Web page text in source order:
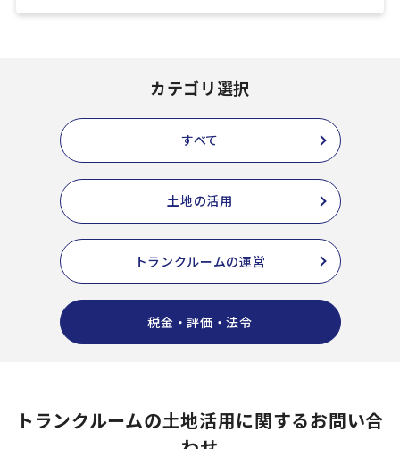
カテゴリ選択
すべて
土地の活用
トランクルームの運営
税金・評価・法令
トランクルームの土地活用に関するお問い合